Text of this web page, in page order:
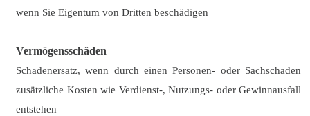
wenn Sie Eigentum von Dritten beschädigen
Vermögensschäden
Schadenersatz, wenn durch einen Personen- oder Sachschaden
zusätzliche Kosten wie Verdienst-, Nutzungs- oder Gewinnausfall
entstehen